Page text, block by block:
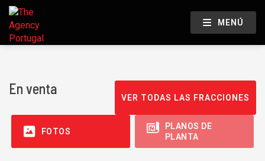
MENÚ
En venta
VER TODAS LAS FRACCIONES
FOTOS
PLANOS DE
PLANTA